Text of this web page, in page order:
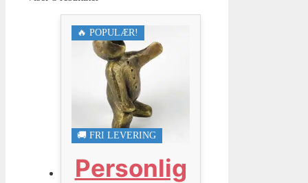
🚚 FRI LEVERING
🔥 POPULÆR!
Personlig